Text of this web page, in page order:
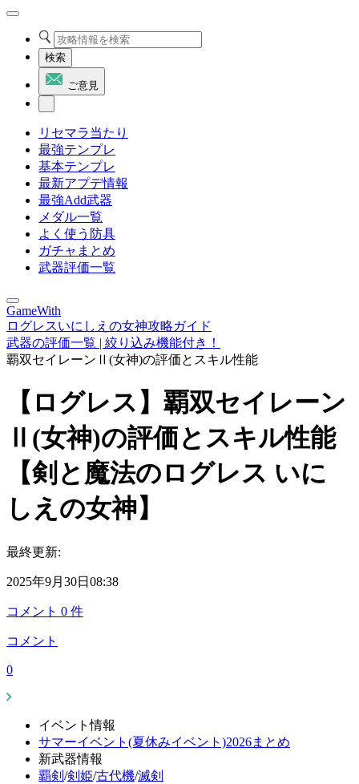
検索
ご意見
リセマラ当たり
最強テンプレ
基本テンプレ
最新アプデ情報
最強Add武器
メダル一覧
よく使う防具
ガチャまとめ
武器評価一覧
GameWith
ログレスいにしえの女神攻略ガイド
武器の評価一覧 | 絞り込み機能付き！
覇双セイレーンⅡ(女神)の評価とスキル性能
【ログレス】覇双セイレーン
Ⅱ(女神)の評価とスキル性能
【剣と魔法のログレス いに
しえの女神】
最終更新:
2025年9月30日08:38
コメント 0 件
コメント
0
イベント情報
サマーイベント(夏休みイベント)2026まとめ
新武器情報
覇剣 /剣姫/古代機/滅剣